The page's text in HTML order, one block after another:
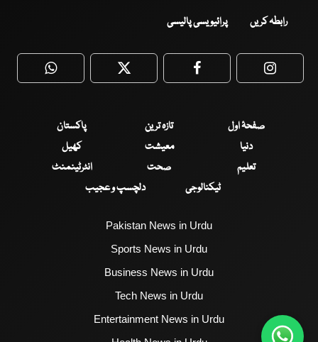
رابطہ کریں پرائیویسی پالیسی
WhatsApp Twitter Facebook
صفحۂ اول تازہ ترین
پاکستان
دنیا
معیشت
کھیل
تعلیم
صحت
انٹرٹینمنٹ
ٹیکنالوجی
دلچسپ و عجیب
Pakistan News in Urdu
Sports News in Urdu
Business News in Urdu
Tech News in Urdu
Entertainment News in Urdu